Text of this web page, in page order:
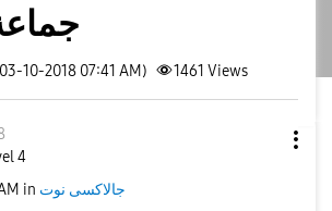
10-2018 07:41 AM) 1461 Views
4
in جالاكسى نوت